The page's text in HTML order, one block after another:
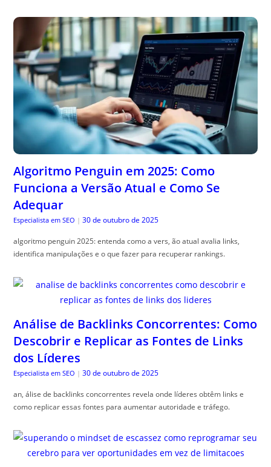
Algoritmo Penguin em 2025: Como
Funciona a Versão Atual e Como Se
Adequar
Especialista em SEO | 30 de outubro de 2025
algoritmo penguin 2025: entenda como a vers, ão atual avalia links,
identifica manipulações e o que fazer para recuperar rankings.
Análise de Backlinks Concorrentes: Como
Descobrir e Replicar as Fontes de Links
dos Líderes
Especialista em SEO | 30 de outubro de 2025
an, álise de backlinks concorrentes revela onde líderes obtêm links e
como replicar essas fontes para aumentar autoridade e tráfego.